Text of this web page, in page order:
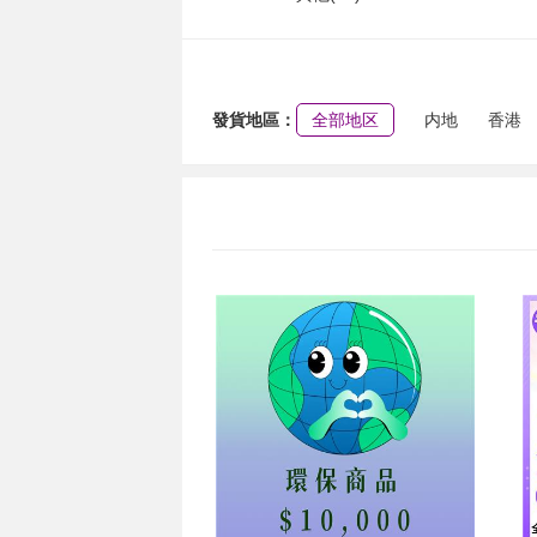
發貨地區： 全部地区 内地 香港